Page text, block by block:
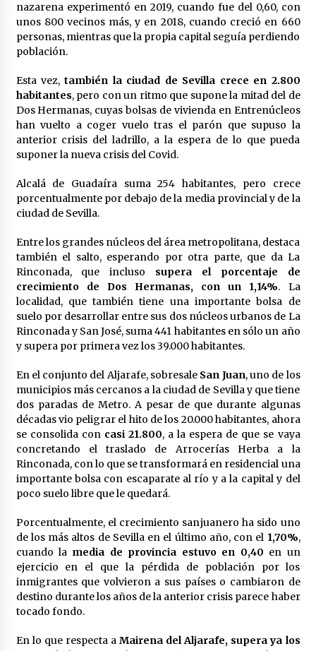
Muere el cardenal Carlos Amigo Vallejo
27 de abril de 2022
Todos los cortes de tráfico por la Feria de
26 de abril de 2022
El cultivo casero de marihuana deja sin luz dos
meses a 256 familias en Sevilla
La Feria de Abril de Sevilla será un 25% más
cara por la crisis mundial
nazarena experimentó en 2019, cuando fue del 0,60, con
unos 800 vecinos más, y en 2018, cuando creció en 660
personas, mientras que la propia capital seguía perdiendo
población.
Esta vez,también la ciudad de Sevilla crece en 2.800
habitantes, pero con un ritmo que supone la mitad del de
Dos Hermanas, cuyas bolsas de vivienda en Entrenúcleos
han vuelto a coger vuelo tras el parón que supuso la
anterior crisis del ladrillo, a la espera de lo que pueda
suponer la nueva crisis del Covid.
Alcalá de Guadaíra suma 254 habitantes, pero crece
porcentualmente por debajo de la media provincial y de la
ciudad de Sevilla.
Entre los grandes núcleos del área metropolitana, destaca
también el salto, esperando por otra parte, que da La
Rinconada, que incluso supera el porcentaje de
crecimiento de Dos Hermanas, con un 1,14%. La
localidad, que también tiene una importante bolsa de
suelo por desarrollar entre sus dos núcleos urbanos de La
Rinconada y San José, suma 441 habitantes en sólo un año
y supera por primera vez los 39.000 habitantes.
En el conjunto del Aljarafe, sobresale San Juan, uno de los
municipios más cercanos a la ciudad de Sevilla y que tiene
dos paradas de Metro. A pesar de que durante algunas
décadas vio peligrar el hito de los 20.000 habitantes, ahora
se consolida con casi 21.800, a la espera de que se vaya
concretando el traslado de Arrocerías Herba a la
Rinconada, con lo que se transformará en residencial una
importante bolsa con escaparate al río y a la capital y del
poco suelo libre que le quedará.
Porcentualmente, el crecimiento sanjuanero ha sido uno
de los más altos de Sevilla en el último año, con el 1,70%,
cuando la media de provincia estuvo en 0,40 en un
ejercicio en el que la pérdida de población por los
inmigrantes que volvieron a sus países o cambiaron de
destino durante los años de la anterior crisis parece haber
tocado fondo.
En lo que respecta a Mairena del Aljarafe, supera ya los